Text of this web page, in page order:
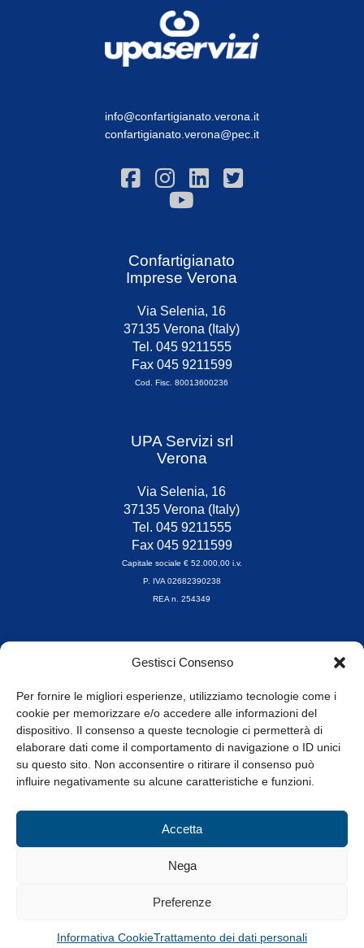
Gestisci Consenso
Per fornire le migliori esperienze, utilizziamo tecnologie come i
cookie per memorizzare e/o accedere alle informazioni del
dispositivo. Il consenso a queste tecnologie ci permetterà di
elaborare dati come il comportamento di navigazione o ID unici
su questo sito. Non acconsentire o ritirare il consenso può
influire negativamente su alcune caratteristiche e funzioni.
Accetta
Nega
Preferenze
Informativa CookieTrattamento dei dati personali
info@confartigianato.verona.it
confartigianato.verona@pec.it
Confartigianato
Imprese Verona
Via Selenia, 16
37135 Verona (Italy)
Tel. 045 9211555
Fax 045 9211599
Cod. Fisc. 80013600236
UPA Servizi srl
Verona
Via Selenia, 16
37135 Verona (Italy)
Tel. 045 9211555
Fax 045 9211599
Capitale sociale € 52.000,00 i.v.
P. IVA 02682390238
REA n. 254349
Orari di apertura
8.30-13.00 / 14.00-17.30
Whistleblowing
© Tutti i diritti riservati
Privacy Policy e Cookie|Informativa Cookie